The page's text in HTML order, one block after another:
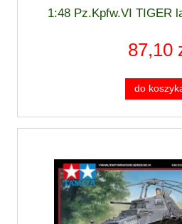
1:48 Pz.Kpfw.VI TIGER
87,10
do